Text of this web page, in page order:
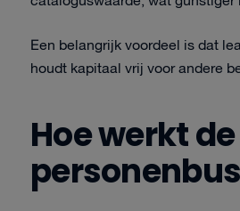
Een belangrijk voordeel is dat
houdt kapitaal vrij voor andere
Hoe werkt